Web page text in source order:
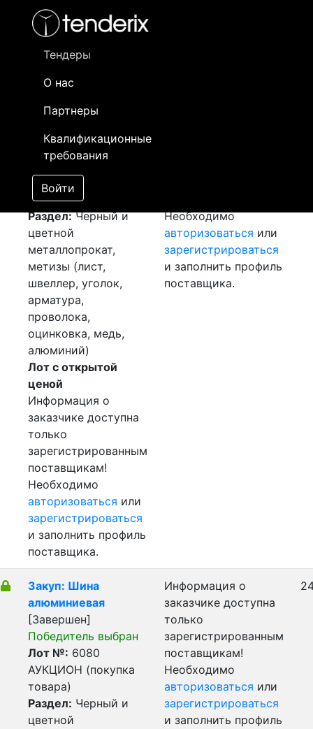
Тендеры
О нас
Партнеры
Квалификационные
требования
Войти
- активный лот
- сохраненный лот (не опубликован)
Закуп: Шина медная
[Завершен]
Лот №:
АУКЦИОН (покупка
товара)
Раздел:Черный и
цветной
металлопрокат,
метизы (лист,
швеллер, уголок,
арматура,
проволока,
оцинковка, медь,
алюминий)
Лот с открытой
ценой
Информация о
заказчике доступна
только
зарегистрированным
поставщикам!
Необходимо
авторизоваться или
зарегистрироваться
и заполнить профиль
поставщика.
Необходимо
авторизоваться или
зарегистрироваться
и заполнить профиль
поставщика.
Закуп: Шина
алюминиевая
[Завершен]
Победитель выбран
Лот №: 6080
АУКЦИОН (покупка
товара)
Раздел: Черный и
цветной
Информация о
заказчике доступна
только
зарегистрированным
поставщикам!
Необходимо
авторизоваться или
зарегистрироваться
и заполнить профиль